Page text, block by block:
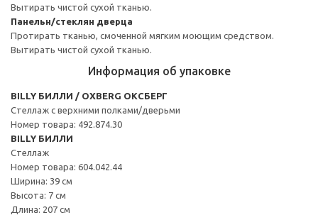
Вытирать чистой сухой тканью.
Панельн/стеклян дверца
Протирать тканью, смоченной мягким моющим средством.
Вытирать чистой сухой тканью.
Информация об упаковке
BILLY БИЛЛИ / OXBERG ОКСБЕРГ
Стеллаж с верхними полками/дверьми
Номер товара: 492.874.30
BILLY БИЛЛИ
Стеллаж
Номер товара: 604.042.44
Ширина: 39 см
Высота: 7 см
Длина: 207 см